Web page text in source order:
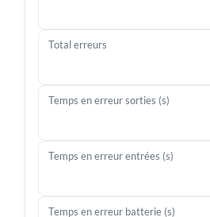
Total erreurs
Temps en erreur sorties (s)
Temps en erreur entrées (s)
Temps en erreur batterie (s)